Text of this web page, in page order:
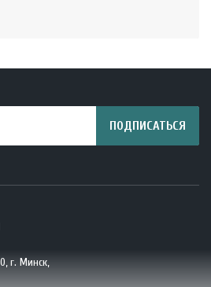
330 мл Vietcoco 112878..
ПОДПИСАТЬСЯ
г. Минск,